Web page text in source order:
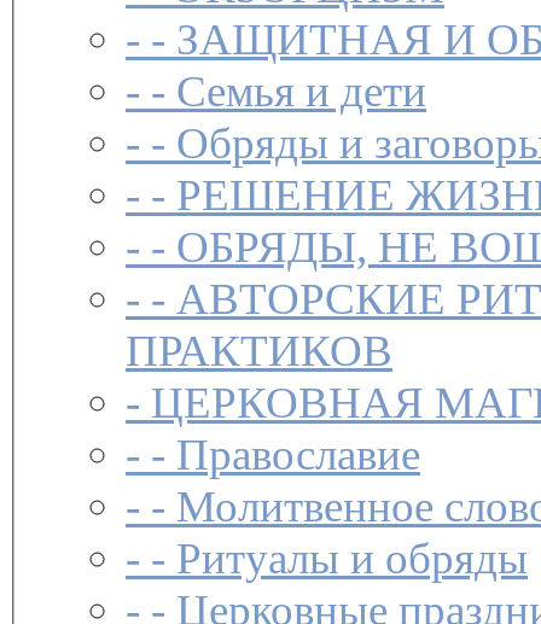
- - ЗАЩИТНАЯ И
- - Семья и дети
- - Обряды и
- - РЕШЕНИЕ
- - ОБРЯДЫ, НЕ
- - АВТОРСКИЕ
ПРАКТИКОВ
- ЦЕРКОВНАЯ
- - Православие
- - Молитвенное
- - Ритуалы и обряды
- - Церковные